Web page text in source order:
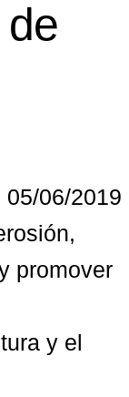
05/06/2019
promover
y el